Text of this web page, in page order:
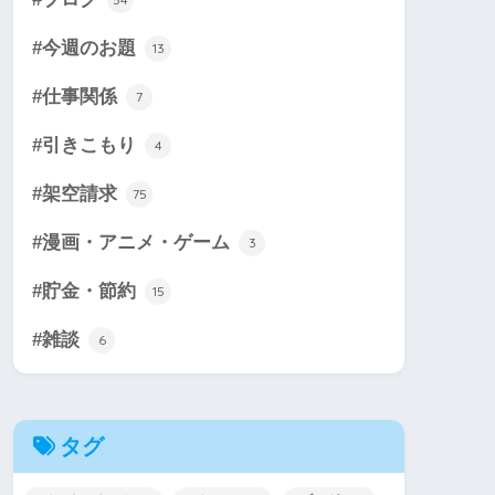
#今週のお題 13
#仕事関係 7
#引きこもり 4
#架空請求 75
#漫画・アニメ・ゲーム 3
#貯金・節約 15
#雑談 6
タグ